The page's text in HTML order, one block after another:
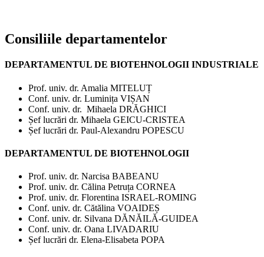
Consiliile departamentelor
DEPARTAMENTUL DE BIOTEHNOLOGII INDUSTRIALE
Prof. univ. dr. Amalia MITELUȚ
Conf. univ. dr. Luminița VIȘAN
Conf. univ. dr. Mihaela DRĂGHICI
Șef lucrări dr. Mihaela GEICU-CRISTEA
Șef lucrări dr. Paul-Alexandru POPESCU
DEPARTAMENTUL DE BIOTEHNOLOGII
Prof. univ. dr. Narcisa BABEANU
Prof. univ. dr. Călina Petruța CORNEA
Prof. univ. dr. Florentina ISRAEL-ROMING
Conf. univ. dr. Cătălina VOAIDEȘ
Conf. univ. dr. Silvana DĂNĂILĂ-GUIDEA
Conf. univ. dr. Oana LIVADARIU
Șef lucrări dr. Elena-Elisabeta POPA